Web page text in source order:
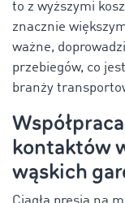
to z wyższymi
znacznie
ważne,
przebiegów, co
branży
kontaktów
wąskich